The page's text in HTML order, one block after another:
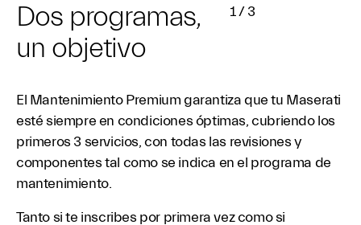
Dos programas,
un objetivo
1/3
El Mantenimiento Premium garantiza que tu Maserati
esté siempre en condiciones óptimas, cubriendo los
primeros 3 servicios, con todas las revisiones y
componentes tal como se indica en el programa de
mantenimiento.
Tanto si te inscribes por primera vez como si